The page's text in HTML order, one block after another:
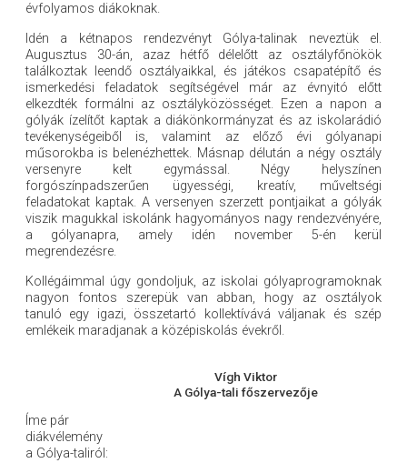
évfolyamos diákoknak.
Idén a kétnapos rendezvényt Gólya-talinak neveztük el.
Augusztus 30-án, azaz hétfő délelőtt az osztályfőnökök
találkoztak leendő osztályaikkal, és játékos csapatépítő és
ismerkedési feladatok segítségével már az évnyitó előtt
elkezdték formálni az osztályközösséget. Ezen a napon a
gólyák ízelítőt kaptak a diákönkormányzat és az iskolarádió
tevékenységeiből is, valamint az előző évi gólyanapi
műsorokba is belenézhettek. Másnap délután a négy osztály
versenyre kelt egymással. Négy helyszínen
forgószínpadszerűen ügyességi, kreatív, műveltségi
feladatokat kaptak. A versenyen szerzett pontjaikat a gólyák
viszik magukkal iskolánk hagyományos nagy rendezvényére,
a gólyanapra, amely idén november 5-én kerül
megrendezésre.
Kollégáimmal úgy gondoljuk, az iskolai gólyaprogramoknak
nagyon fontos szerepük van abban, hogy az osztályok
tanuló egy igazi, összetartó kollektívává váljanak és szép
emlékeik maradjanak a középiskolás évekről.
Vígh Viktor
A Gólya-tali főszervezője
Íme pár
diákvélemény
a Gólya-taliról: